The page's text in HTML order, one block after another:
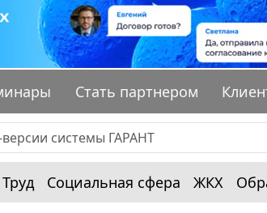
Стать партнером
Труд Социальная сфера ЖКХ